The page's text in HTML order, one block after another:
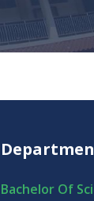
Bachelor Of